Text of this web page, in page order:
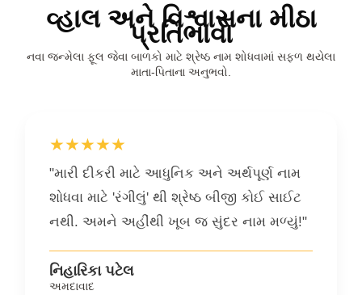
વ્હાલ અને વિશ્વાસના મીઠા
પ્રતિભાવો
નવા જન્મેલા ફૂલ જેવા બાળકો માટે શ્રેષ્ઠ નામ શોધવામાં સફળ થયેલા
માતા-પિતાના અનુભવો.
★★★★★
"મારી દીકરી માટે આધુનિક અને અર્થપૂર્ણ નામ
શોધવા માટે 'રંગીલું' થી શ્રેષ્ઠ બીજી કોઈ સાઈટ
નથી. અમને અહીંથી ખૂબ જ સુંદર નામ મળ્યું!"
નિહારિકા પટેલ
અમદાવાદ